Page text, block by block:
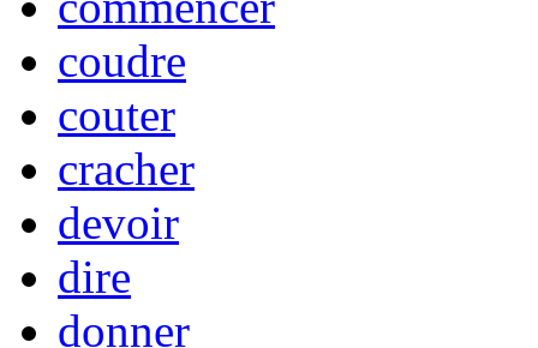
coudre
couter
cracher
devoir
dire
donner